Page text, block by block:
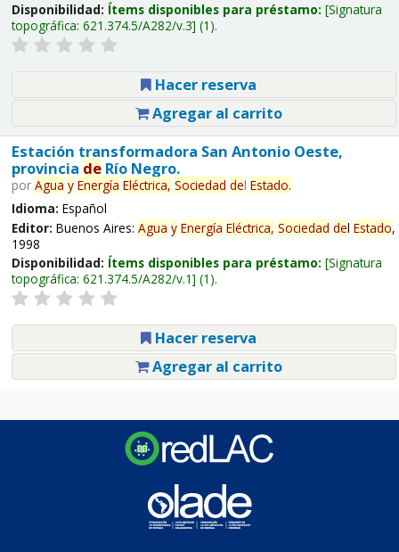
Disponibilidad: Ítems disponibles para préstamo: Signatura
topográfica: 621.374.5/A282/v.3 (1).
Hacer reserva
Agregar al carrito
Estación transformadora San Antonio Oeste,
provincia deRío Negro.
por Agua y Energía Eléctrica, Sociedad del Estado.
Idioma: Español
Editor: Buenos Aires: Agua y Energía Eléctrica, Sociedad del Estado,
1998
Disponibilidad: Ítems disponibles para préstamo: Signatura
topográfica: 621.374.5/A282/v.1 (1).
Hacer reserva
Agregar al carrito